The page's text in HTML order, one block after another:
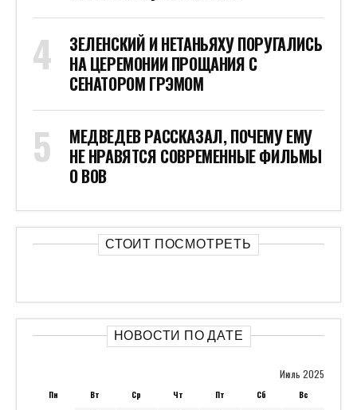
ЗЕЛЕНСКИЙ И НЕТАНЬЯХУ ПОРУГАЛИСЬ
НА ЦЕРЕМОНИИ ПРОЩАНИЯ С
СЕНАТОРОМ ГРЭМОМ
МЕДВЕДЕВ РАССКАЗАЛ, ПОЧЕМУ ЕМУ
НЕ НРАВЯТСЯ СОВРЕМЕННЫЕ ФИЛЬМЫ
О ВОВ
СТОИТ ПОСМОТРЕТЬ
НОВОСТИ ПО ДАТЕ
Июль 2025
Пн Вт Ср Чт Пт Сб Вс